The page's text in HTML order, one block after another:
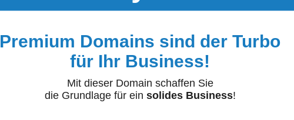
Premium Domains sind der Turbo
für Ihr Business!
Mit dieser Domain schaffen Sie
die Grundlage für ein solides Business!